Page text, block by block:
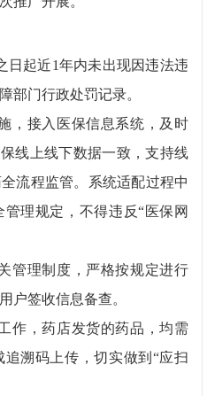
日起近1年内未出现因违法违
部门行政处罚记录。
，接入医保信息系统，及时
线上线下数据一致，支持线
流程监管。系统适配过程中
管理规定，不得违反“医保网
管理制度，严格按规定进行
户签收信息备查。
作，药店发货的药品，均需
溯码上传，切实做到 “应扫